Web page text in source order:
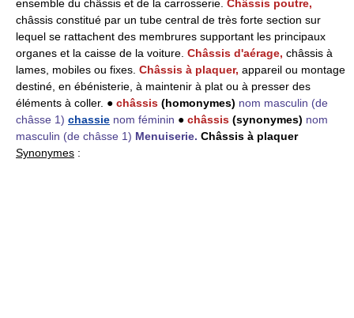
ensemble du châssis et de la carrosserie. Châssis poutre,
châssis constitué par un tube central de très forte section sur
lequel se rattachent des membrures supportant les principaux
organes et la caisse de la voiture. Châssis d'aérage, châssis à
lames, mobiles ou fixes. Châssis à plaquer, appareil ou montage
destiné, en ébénisterie, à maintenir à plat ou à presser des
éléments à coller. ● châssis (homonymes) nom masculin (de
châsse 1) chassie nom féminin ● châssis (synonymes) nom
masculin (de châsse 1) Menuiserie. Châssis à plaquer
Synonymes :